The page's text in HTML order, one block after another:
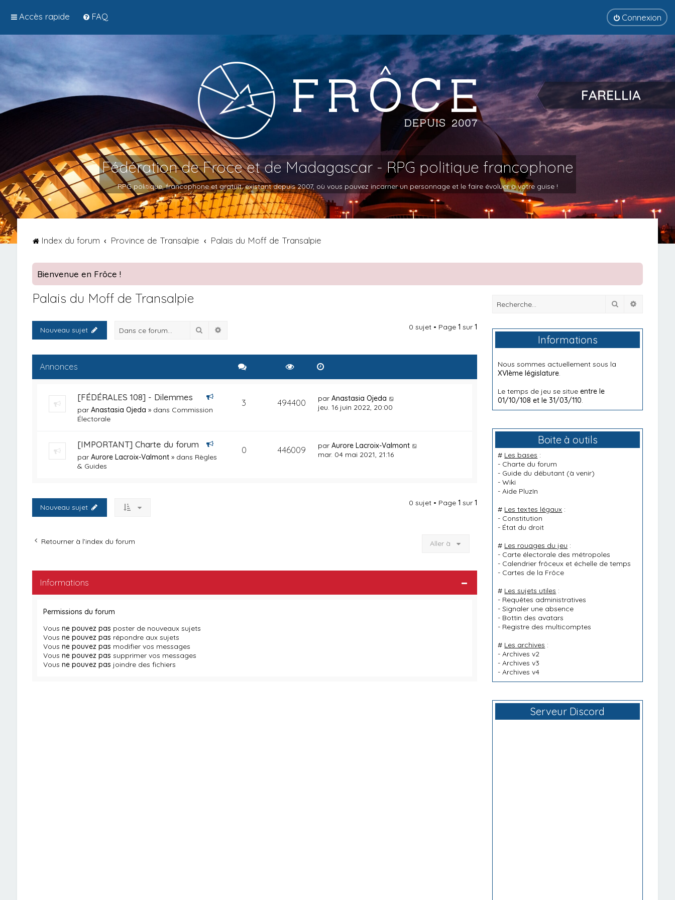
Accès rapide FAQ Connexion
Fédération de Froce et de Madagascar - RPG politique francophone
RPG politique, francophone et gratuit, existant depuis 2007, où vous pouvez incarner un personnage et le faire évoluer à votre guise !
Index du forum Province de Transalpie Palais du Moff de Transalpie
Bienvenue en Frôce !
Palais du Moff de Transalpie
Nouveau sujet Rechercher 0 sujet • Page1 sur1
Annonces
[FÉDÉRALES 108] - Dilemmes
par Anastasia Ojeda » dans Commission
Électorale
3 494400 parAnastasia Ojeda
jeu. 16 juin 2022, 20:00
[IMPORTANT] Charte du forum
par Aurore Lacroix-Valmont » dans Règles
& Guides
0 446009 parAurore Lacroix-Valmont
mar. 04 mai 2021, 21:16
Nouveau sujet 0 sujet • Page1 sur1
Retourner à l’index du forum Aller à
Informations
Permissions du forum
Vous ne pouvez pas poster de nouveaux sujets
Vous ne pouvez pas répondre aux sujets
Vous ne pouvez pas modifier vos messages
Vous ne pouvez pas supprimer vos messages
Vous ne pouvez pas joindre des fichiers
Rechercher
Informations
Nous sommes actuellement sous la
XVIème législature.
Le temps de jeu se situeentre le
01/10/108 et le 31/03/110.
Boite à outils
# Les bases :
- Charte du forum
- Guide du débutant (à venir)
-Wiki
-Aide PluzIn
# Les textes légaux :
- Constitution
- État du droit
# Les rouages du jeu :
- Carte électorale des métropoles
- Calendrier frôceux et échelle de temps
- Cartes de la Frôce
# Les sujets utiles :
- Requêtes administratives
-Signaler une absence
- Bottin des avatars
- Registre des multicomptes
# Les archives :
-Archives v2
-Archives v3
-Archives v4
Serveur Discord